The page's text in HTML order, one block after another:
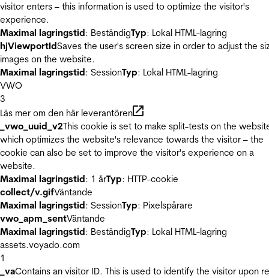
visitor enters – this information is used to optimize the visitor's
experience.
Maximal lagringstid: BeständigTyp: Lokal HTML-lagring
hjViewportIdSaves the user's screen size in order to adjust the
images on the website.
Maximal lagringstid: SessionTyp: Lokal HTML-lagring
VWO
3
Läs mer om den här leverantören
_vwo_uuid_v2This cookie is set to make split-tests on the
which optimizes the website's relevance towards the visitor – the
cookie can also be set to improve the visitor's experience on a
website.
Maximal lagringstid: 1 årTyp: HTTP-cookie
collect/v.gifVäntande
Maximal lagringstid: SessionTyp: Pixelspårare
vwo_apm_sentVäntande
Maximal lagringstid: BeständigTyp: Lokal HTML-lagring
assets.voyado.com
1
_vaContains an visitor ID. This is used to identify the visitor upon